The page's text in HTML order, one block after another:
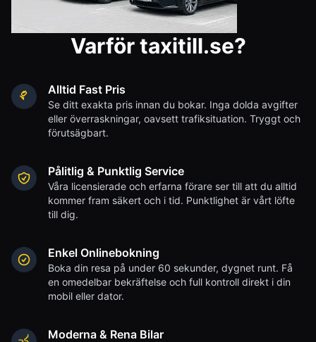
Varför taxitill.se?
Alltid Fast Pris
Se ditt exakta pris innan du bokar. Inga dolda avgifter
eller överraskningar, oavsett trafiksituation. Tryggt och
förutsägbart.
Pålitlig & Punktlig Service
Våra licensierade och erfarna förare ser till att du alltid
kommer fram säkert och i tid. Punktlighet är vårt löfte
till dig.
Enkel Onlinebokning
Boka din resa på under 60 sekunder, dygnet runt. Få
en omedelbar bekräftelse och full kontroll direkt i din
mobil eller dator.
Moderna & Rena Bilar